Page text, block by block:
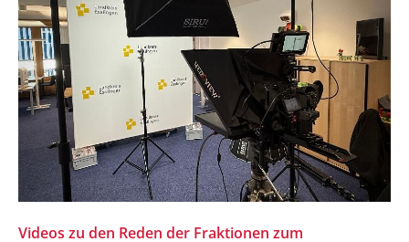
Videos zu den Reden der Fraktionen zum